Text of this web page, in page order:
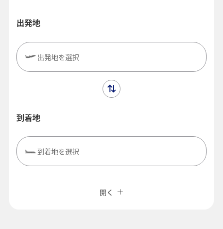
出発地
出発地を選択
到着地
到着地を選択
往復で異なるクラスで検索
開く